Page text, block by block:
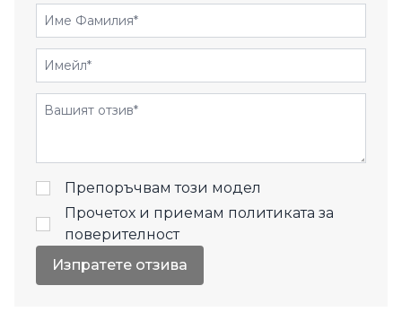
Име Фамилия
Имейл
Отзиви
Препоръчвам този модел
Прочетох и приемам политиката за
поверителност
Изпратете отзива